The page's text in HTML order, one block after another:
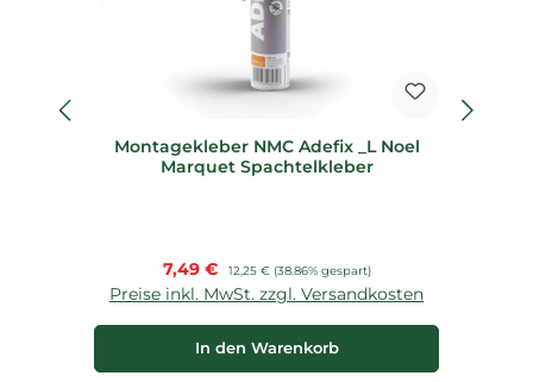
Montagekleber NMC Adefix _L Noel
Marquet Spachtelkleber
Verkaufspreis:
7,49 € Regulärer Preis:
12,25 € (38.86% gespart)
Preise inkl. MwSt. zzgl. Versandkosten
In den Warenkorb